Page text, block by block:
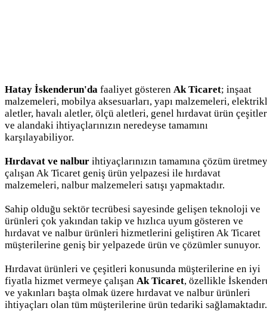
Hatay İskenderun'da faaliyet gösteren Ak Ticaret; inşaat
malzemeleri, mobilya aksesuarları, yapı malzemeleri,
aletler, havalı aletler, ölçü aletleri, genel hırdavat ürün
ve alandaki ihtiyaçlarınızın neredeyse tamamını
karşılayabiliyor.
Hırdavat ve nalbur ihtiyaçlarınızın tamamına çözüm
çalışan Ak Ticaret geniş ürün yelpazesi ile hırdavat
malzemeleri, nalbur malzemeleri satışı yapmaktadır.
Sahip olduğu sektör tecrübesi sayesinde gelişen teknoloji ve
ürünleri çok yakından takip ve hızlıca uyum gösteren ve
hırdavat ve nalbur ürünleri hizmetlerini geliştiren Ak Ticaret
müşterilerine geniş bir yelpazede ürün ve çözümler sunuyor.
Hırdavat ürünleri ve çeşitleri konusunda müşterilerine en iyi
fiyatla hizmet vermeye çalışan Ak Ticaret, özellikle
ve yakınları başta olmak üzere hırdavat ve nalbur ürünleri
ihtiyaçları olan tüm müşterilerine ürün tedariki sağlamaktadır.